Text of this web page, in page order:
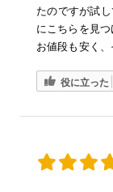
たのですが試
にこちらを見つ
お値段も安く
役に立った